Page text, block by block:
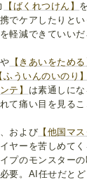
【ばくれつけん】
でケアしたりと
軽減できていいだ
や 【きあいをためる
ふういんのいのり】
テ】 は素通しにな
て痛い目を見るこ
および 【他国マ
ヤーを苦しめてく
プのモンスター
要。AI任せだと